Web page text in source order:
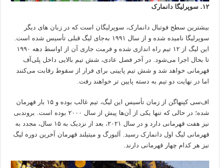
۱۲. سوپرلیگا دانمارک
بیشترین سطح فوتبال دانمارک، سوپرلیگان است که در زبان های دیگر
سوپرلیگا نامیده شده و از سال ۱۹۹۱ به‌جای لیگ قبلی تأسیس شده است.
این لیگ از ۱۲ تیم راه اندازی شده و فرمت جاری آن از اواسط دهه ۱۹۹۰
تا بحال اجرا می‌شود. در آخر فصل عادی، شش تیم بالایی داخل پلی‌آف
قهرمانی خواهد شد و شش تیم پایینی برای فرار از سقوط رقابت می‌کنند
اما در نهایت دو تیم به دسته پایین تر خواهند رفت.
اف‌سی کپنهاگن از زمان تأسیس این لیگ، تیم غالب بوده و ۱۵ بار قهرمان
شده؛ در حالی که تنها یکی از آن‌ها پیش از سال ۲۰۰۰ بوده است. بروندبی
نیز هفت قهرمانی دارد و در سال ۲۰۲۱، بعد از نزدیک به ۱۵ سال، مجدد به
قهرمانی لیگ اول دانمارک رسید. آلبورگ و میتیلند قهرمان آخرین دوره لیگ
نیز هر کدام چهار قهرمانی دارند.